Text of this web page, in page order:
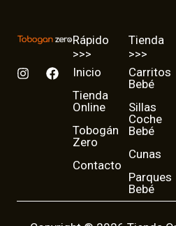
I
F
a
Rápido
>>>
Inicio
Tienda
Online
Tobogán
Zero
Contacto
Tienda
>>>
Carritos
Bebé
Sillas
Coche
Bebé
Cunas
Parques
Bebé